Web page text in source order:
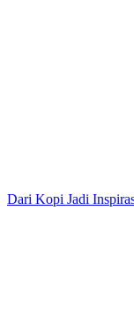
Dari Kopi Jadi